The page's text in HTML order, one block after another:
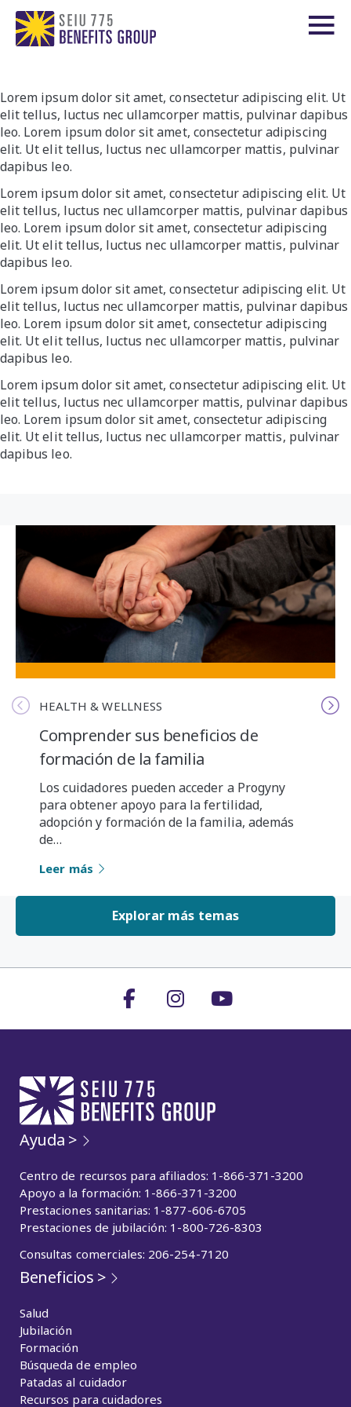
Lorem ipsum dolor sit amet, consectetur adipiscing elit. Ut
elit tellus, luctus nec ullamcorper mattis, pulvinar dapibus
leo. Lorem ipsum dolor sit amet, consectetur adipiscing
elit. Ut elit tellus, luctus nec ullamcorper mattis, pulvinar
dapibus leo.
Lorem ipsum dolor sit amet, consectetur adipiscing elit. Ut
elit tellus, luctus nec ullamcorper mattis, pulvinar dapibus
leo. Lorem ipsum dolor sit amet, consectetur adipiscing
elit. Ut elit tellus, luctus nec ullamcorper mattis, pulvinar
dapibus leo.
Lorem ipsum dolor sit amet, consectetur adipiscing elit. Ut
elit tellus, luctus nec ullamcorper mattis, pulvinar dapibus
leo. Lorem ipsum dolor sit amet, consectetur adipiscing
elit. Ut elit tellus, luctus nec ullamcorper mattis, pulvinar
dapibus leo.
Lorem ipsum dolor sit amet, consectetur adipiscing elit. Ut
elit tellus, luctus nec ullamcorper mattis, pulvinar dapibus
leo. Lorem ipsum dolor sit amet, consectetur adipiscing
elit. Ut elit tellus, luctus nec ullamcorper mattis, pulvinar
dapibus leo.
HEALTH & WELLNESS
Comprender sus beneficios de
formación de la familia
Los cuidadores pueden acceder a Progyny
para obtener apoyo para la fertilidad,
adopción y formación de la familia, además
de…
Leer más
Explorar más temas
Ayuda >
Centro de recursos para afiliados: 1-866-371-3200
Apoyo a la formación: 1-866-371-3200
Prestaciones sanitarias: 1-877-606-6705
Prestaciones de jubilación: 1-800-726-8303
Consultas comerciales: 206-254-7120
Beneficios >
Salud
Jubilación
Formación
Búsqueda de empleo
Patadas al cuidador
Recursos para cuidadores